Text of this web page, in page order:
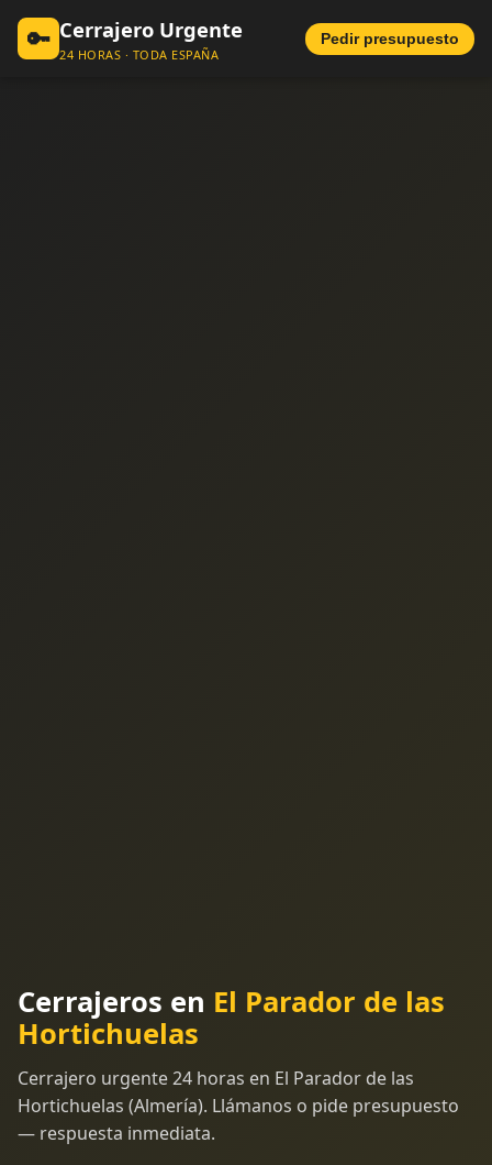
🔑 Cerrajero Urgente
24 HORAS · TODA ESPAÑA
Pedir presupuesto
Cerrajeros en El Parador de las
Hortichuelas
Cerrajero urgente 24 horas en El Parador de las
Hortichuelas (Almería). Llámanos o pide presupuesto
— respuesta inmediata.